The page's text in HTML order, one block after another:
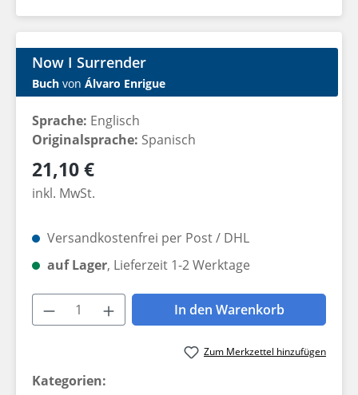
Now I Surrender
Buch von Álvaro Enrigue
Sprache: Englisch
Originalsprache: Spanisch
Regulärer Preis:
21,10 €
inkl. MwSt.
Versandkostenfrei per Post / DHL
auf Lager, Lieferzeit 1-2 Werktage
Produkt Anzahl: Gib den
In den Warenkorb
Zum Merkzettel hinzufügen
Kategorien: